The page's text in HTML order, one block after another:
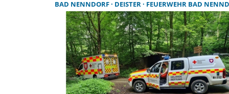
zugänglichen Abschnitt des beliebten
Rundwanderwegs über den Südhang des
Deisters erschließt.
BAD NENNDORF DEISTER FEUERWEHR BAD